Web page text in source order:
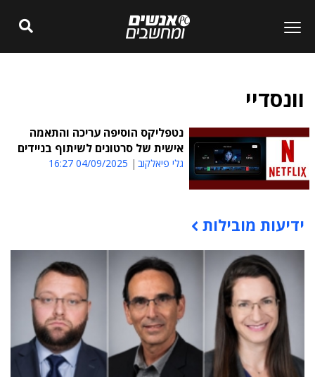
וונסדיי
נטפליקס הוסיפה עריכה והתאמה
אישית של סרטונים לשיתוף בניידים
גלי פיאלקוב 04/09/2025 16:27
תוכן פרסומי
ידיעות מובילות